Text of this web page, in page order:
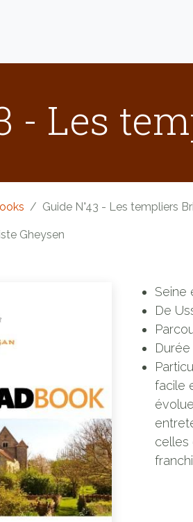
- Les
Guide N°43 - Les templiers
Gheysen
Seine
De
Durée
facile
celles